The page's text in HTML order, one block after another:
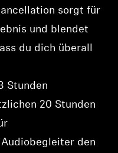
sorgt für
und blendet
du dich überall
Stunden
20 Stunden
den